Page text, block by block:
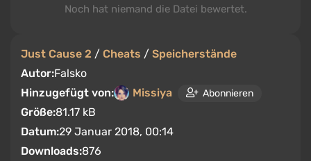
Just Cause 2 / Cheats / Speicherstände
Autor:Falsko
Hinzugefügt von:
Missiya Abonnieren
Größe:81.17 kB
Datum:29 Januar 2018, 00:14
Downloads:876
Noch hat niemand die Datei bewertet.